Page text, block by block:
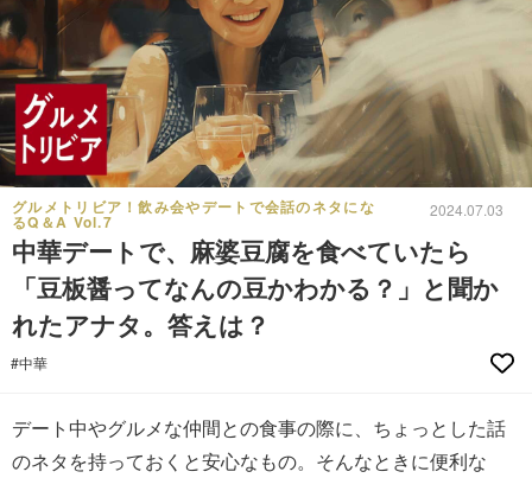
グルメトリビア！飲み会やデートで会話のネタにな
るQ＆A Vol.7
2024.07.03
中華デートで、麻婆豆腐を食べていたら
「豆板醤ってなんの豆かわかる？」と聞か
れたアナタ。答えは？
#中華
デート中やグルメな仲間との食事の際に、ちょっとした話
のネタを持っておくと安心なもの。そんなときに便利な